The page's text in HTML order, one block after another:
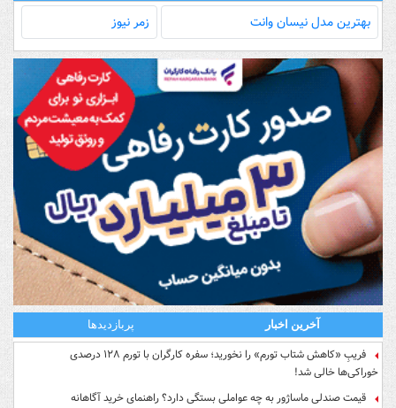
بهترین مدل‌ نیسان وانت زمر نیوز
آخرین اخبار پربازدیدها
فریبِ «کاهش شتاب تورم» را نخورید؛ سفره کارگران با تورم ۱۲۸ درصدی
خوراکی‌ها خالی شد!
قیمت صندلی ماساژور به چه عواملی بستگی دارد؟ راهنمای خرید آگاهانه